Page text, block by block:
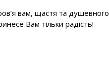
вам, щастя та душевного
Вам тільки радість!